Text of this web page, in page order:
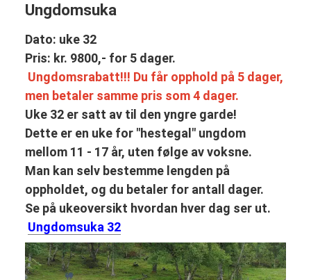
Ungdomsuka
Dato: uke 32
Pris: kr. 9800,- for 5 dager.
Ungdomsrabatt!!! Du får opphold på 5 dager,
men betaler samme pris som 4 dager.
Uke 32 er satt av til den yngre garde!
Dette er en uke for "hestegal" ungdom
mellom 11 - 17 år, uten følge av voksne.
Man kan selv bestemme lengden på
oppholdet, og du betaler for antall dager.
Se på ukeoversikt hvordan hver dag ser ut.
Ungdomsuka 32